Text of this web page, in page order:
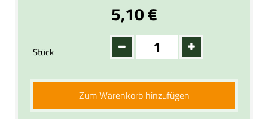
5,10 €
Stück
Zum Warenkorb hinzufügen